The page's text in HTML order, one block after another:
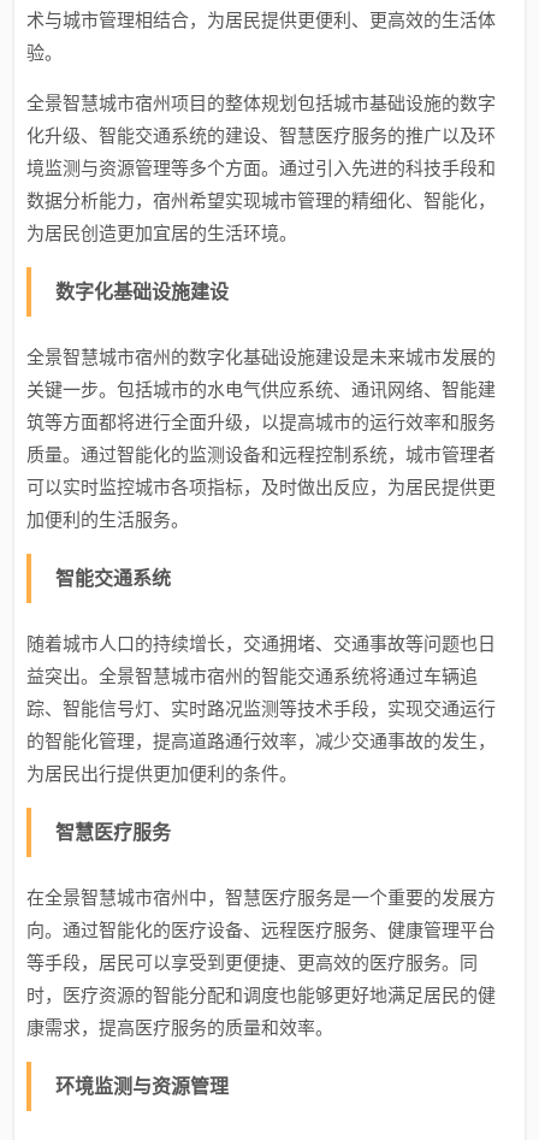
术与城市管理相结合，为居民提供更便利、更高效的生活体
验。
全景智慧城市宿州项目的整体规划包括城市基础设施的数字
化升级、智能交通系统的建设、智慧医疗服务的推广以及环
境监测与资源管理等多个方面。通过引入先进的科技手段和
数据分析能力，宿州希望实现城市管理的精细化、智能化，
为居民创造更加宜居的生活环境。
数字化基础设施建设
全景智慧城市宿州的数字化基础设施建设是未来城市发展的
关键一步。包括城市的水电气供应系统、通讯网络、智能建
筑等方面都将进行全面升级，以提高城市的运行效率和服务
质量。通过智能化的监测设备和远程控制系统，城市管理者
可以实时监控城市各项指标，及时做出反应，为居民提供更
加便利的生活服务。
智能交通系统
随着城市人口的持续增长，交通拥堵、交通事故等问题也日
益突出。全景智慧城市宿州的智能交通系统将通过车辆追
踪、智能信号灯、实时路况监测等技术手段，实现交通运行
的智能化管理，提高道路通行效率，减少交通事故的发生，
为居民出行提供更加便利的条件。
智慧医疗服务
在全景智慧城市宿州中，智慧医疗服务是一个重要的发展方
向。通过智能化的医疗设备、远程医疗服务、健康管理平台
等手段，居民可以享受到更便捷、更高效的医疗服务。同
时，医疗资源的智能分配和调度也能够更好地满足居民的健
康需求，提高医疗服务的质量和效率。
环境监测与资源管理